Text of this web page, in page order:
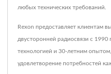
любых технических требований.
Rexon предоставляет клиентам
двусторонней радиосвязи с 1990
технологией и 30-летним
удовлетворение потребностей